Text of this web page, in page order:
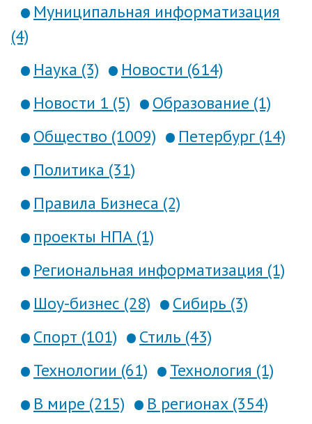
Муниципальная информатизация
(4)
Наука (3)
Новости (614)
Новости 1 (5)
Образование (1)
Общество (1009)
Петербург (14)
Политика (31)
Правила Бизнеса (2)
проекты НПА (1)
Региональная информатизация (1)
Шоу-бизнес (28)
Сибирь (3)
Спорт (101)
Стиль (43)
Технологии (61)
Технология (1)
В мире (215)
В регионах (354)